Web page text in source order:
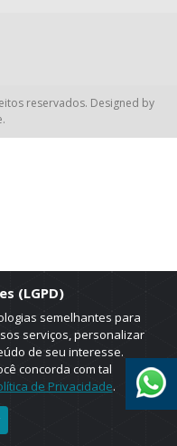
reservados. Designed by
(LGPD)
semelhantes para
serviços, personalizar
de seu interesse.
concorda com tal
de Privacidade.